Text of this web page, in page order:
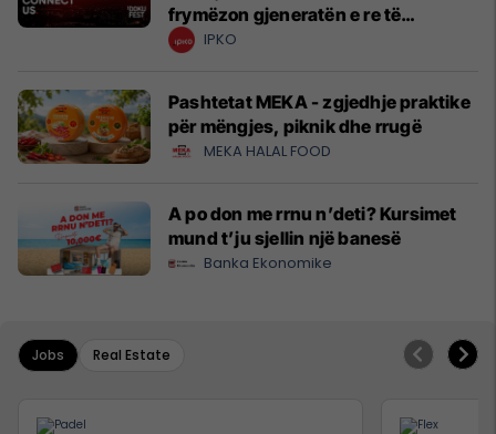
frymëzon gjeneratën e re të
krijuesve
IPKO
Pashtetat MEKA - zgjedhje praktike
për mëngjes, piknik dhe rrugë
MEKA HALAL FOOD
A po don me rrnu n’deti? Kursimet
mund t’ju sjellin një banesë
Banka Ekonomike
Jobs Real Estate